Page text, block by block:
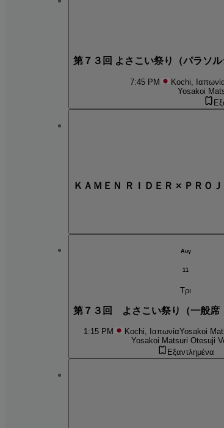
第７３回 よさこい祭り（パラソ
7:45 PM Kochi,
Yosakoi
ＫＡＭＥＮ ＲＩＤＥＲ × ＰＲＯ
Αυγ
11
Τρι
第７３回 よさこい祭り（一般席
1:15 PM Kochi, ΙαπωνίαYosakoi
Yosakoi Matsuri Otesuji
Εξαντλημένα